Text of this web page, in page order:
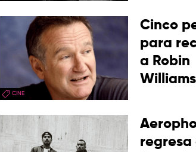
CINE
Cinco
para
a Robin
Williams
regresa